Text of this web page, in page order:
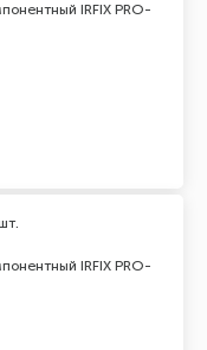
IRFIX PRO-
IRFIX PRO-